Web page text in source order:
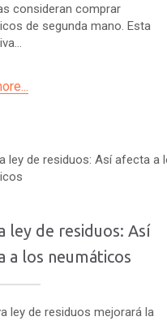
consideran comprar
de segunda mano. Esta
ley de residuos: Así
a los neumáticos
ley de residuos mejorará la